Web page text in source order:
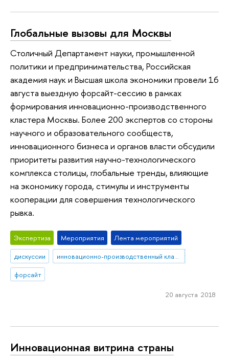
Глобальные вызовы для Москвы
Столичный Департамент науки, промышленной
политики и предпринимательства, Российская
академия наук и Высшая школа экономики провели 16
августа выездную форсайт-сессию в рамках
формирования инновационно-производственного
кластера Москвы. Более 200 экспертов со стороны
научного и образовательного сообществ,
инновационного бизнеса и органов власти обсудили
приоритеты развития научно-технологического
комплекса столицы, глобальные тренды, влияющие
на экономику города, стимулы и инструменты
кооперации для совершения технологического
рывка.
Экспертиза Мероприятия
Лента мероприятий
дискуссии
инновационно-производственный кластер Москвы
форсайт
20 августа 2018
Инновационная витрина страны